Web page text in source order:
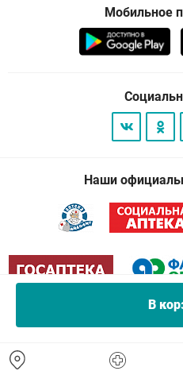
В
Мобильное
Наши